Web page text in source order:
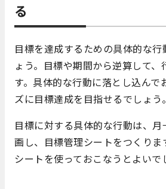
る
目標を達成するための具体的な
ょう。目標や期間から逆算して、
す。具体的な行動に落とし込んで
ズに目標達成を目指せるでしょう。
目標に対する具体的な行動は、
画し、目標管理シートをつくりま
シートを使っておこなうとよいで